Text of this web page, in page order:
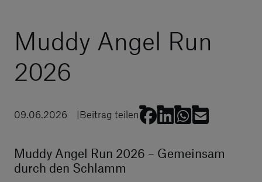
Muddy Angel Run
2026
09.06.2026 Beitrag teilen
Muddy Angel Run 2026 – Gemeinsam
durch den Schlamm